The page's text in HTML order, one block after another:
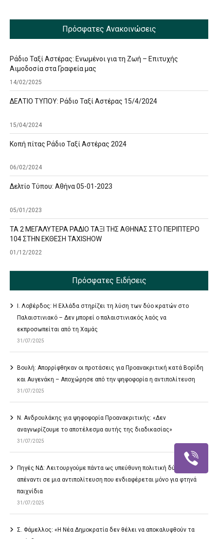
Πρόσφατες Ανακοινώσεις
Ράδιο Ταξί Αστέρας: Ενωμένοι για τη Ζωή – Επιτυχής
Αιμοδοσία στα Γραφεία μας
14/02/2025
ΔΕΛΤΙΟ ΤΥΠΟΥ: Ράδιο Ταξί Αστέρας 15/4/2024
15/04/2024
Κοπή πίτας Ράδιο Ταξί Αστέρας 2024
06/02/2024
Δελτίο Τύπου: Αθήνα 05-01-2023
05/01/2023
ΤΑ 2 ΜΕΓΑΛΥΤΕΡΑ ΡΑΔΙΟ ΤΑΞΙ ΤΗΣ ΑΘΗΝΑΣ ΣΤΟ ΠΕΡΙΠΤΕΡΟ
104 ΣΤΗΝ ΕΚΘΕΣΗ TAXISHOW
01/12/2022
Πρόσφατες Ειδήσεις
Ι. Λοβέρδος: Η Ελλάδα στηρίζει τη λύση των δύο κρατών στο
Παλαιστινιακό – Δεν μπορεί ο παλαιστινιακός λαός να
εκπροσωπείται από τη Χαμάς
31/07/2025
Βουλή: Απορρίφθηκαν οι προτάσεις για Προανακριτική κατά Βορίδη
και Αυγενάκη – Αποχώρησε από την ψηφοφορία η αντιπολίτευση
31/07/2025
Ν. Ανδρουλάκης για ψηφοφορία Προανακριτικής: «Δεν
αναγνωρίζουμε το αποτέλεσμα αυτής της διαδικασίας»
31/07/2025
Πηγές ΝΔ: Λειτουργούμε πάντα ως υπεύθυνη πολιτική δύναμη
απέναντι σε μια αντιπολίτευση που ενδιαφέρεται μόνο για φτηνά
παιχνίδια
31/07/2025
Σ. Φάμελλος: «Η Νέα Δημοκρατία δεν θέλει να αποκαλυφθούν τα